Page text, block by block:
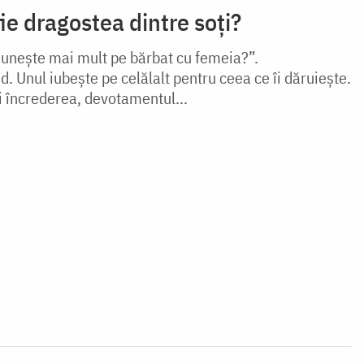
dragostea dintre soți?
mai mult pe bărbat cu femeia?”.
Unul iubeşte pe celălalt pentru ceea ce îi dăruieşte.
devotamentul...